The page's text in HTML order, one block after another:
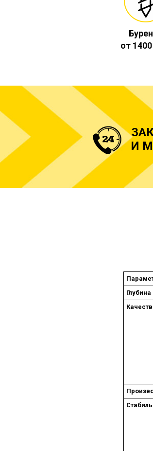
от
И
Глубина